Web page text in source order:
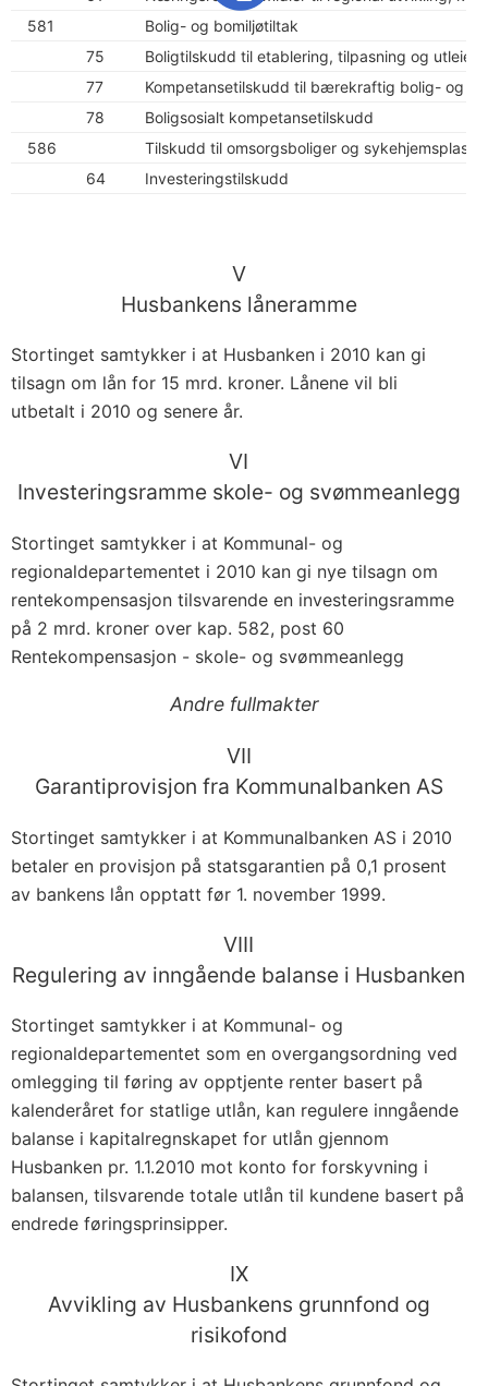
581
Bolig- og bomiljøtiltak
75
Boligtilskudd til etablering, tilpasning og
77
Kompetansetilskudd til bærekraftig bolig- og
78
Boligsosialt kompetansetilskudd
586
Tilskudd til omsorgsboliger og
64
Investeringstilskudd
V
Husbankens låneramme
Stortinget samtykker i at Husbanken i 2010 kan gi
tilsagn om lån for 15 mrd. kroner. Lånene vil bli
utbetalt i 2010 og senere år.
VI
Investeringsramme skole- og svømmeanlegg
Stortinget samtykker i at Kommunal- og
regionaldepartementet i 2010 kan gi nye tilsagn om
rentekompensasjon tilsvarende en investeringsramme
på 2 mrd. kroner over kap. 582, post 60
Rentekompensasjon - skole- og svømmeanlegg
Andre fullmakter
VII
Garantiprovisjon fra Kommunalbanken AS
Stortinget samtykker i at Kommunalbanken AS i 2010
betaler en provisjon på statsgarantien på 0,1 prosent
av bankens lån opptatt før 1. november 1999.
VIII
Regulering av inngående balanse i Husbanken
Stortinget samtykker i at Kommunal- og
regionaldepartementet som en overgangsordning ved
omlegging til føring av opptjente renter basert på
kalenderåret for statlige utlån, kan regulere inngående
balanse i kapitalregnskapet for utlån gjennom
Husbanken pr. 1.1.2010 mot konto for forskyvning i
balansen, tilsvarende totale utlån til kundene basert på
endrede føringsprinsipper.
IX
Avvikling av Husbankens grunnfond og
risikofond